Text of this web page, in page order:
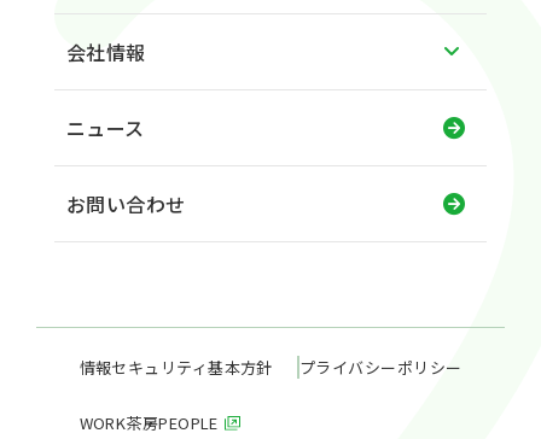
会社情報
ニュース
お問い合わせ
情報セキュリティ基本方針 プライバシーポリシー
WORK茶房PEOPLE